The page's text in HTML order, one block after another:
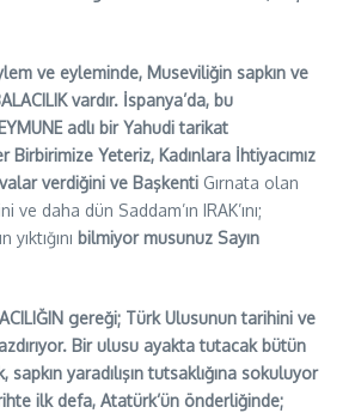
ve eyleminde, Museviliğin sapkın ve
vardır. İspanya’da, bu
adlı bir Yahudi tarikat
Birbirimize Yeteriz, Kadınlara İhtiyacımız
verdiğini ve Başkenti Gırnata olan
ve daha dün Saddam’ın IRAK’ını;
yıktığını bilmiyor musunuz Sayın
gereği; Türk Ulusunun tarihini ve
Bir ulusu ayakta tutacak bütün
sapkın yaradılışın tutsaklığına sokuluyor
ilk defa, Atatürk’ün önderliğinde;